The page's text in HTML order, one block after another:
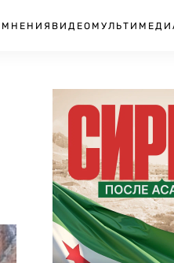
МНЕНИЯ ВИДЕО